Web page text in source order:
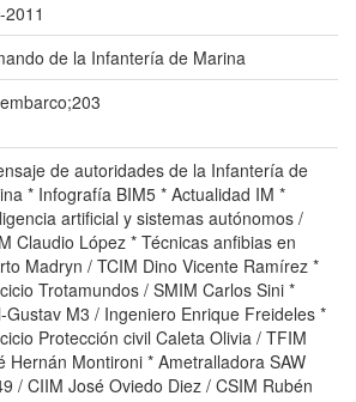
2011
de la Infantería de Marina
de autoridades de la Infantería de
* Infografía BIM5 * Actualidad IM *
artificial y sistemas autónomos /
Claudio López * Técnicas anfibias en
Madryn / TCIM Dino Vicente Ramírez *
Trotamundos / SMIM Carlos Sini *
Gustav M3 / Ingeniero Enrique Freideles *
Protección civil Caleta Olivia / TFIM
Hernán Montironi * Ametralladora SAW
/ CIIM José Oviedo Diez / CSIM Rubén